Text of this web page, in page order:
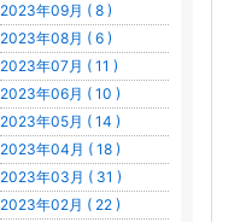
2023年09月 ( 8 )
2023年08月 ( 6 )
2023年07月 ( 11 )
2023年06月 ( 10 )
2023年05月 ( 14 )
2023年04月 ( 18 )
2023年03月 ( 31 )
2023年02月 ( 22 )